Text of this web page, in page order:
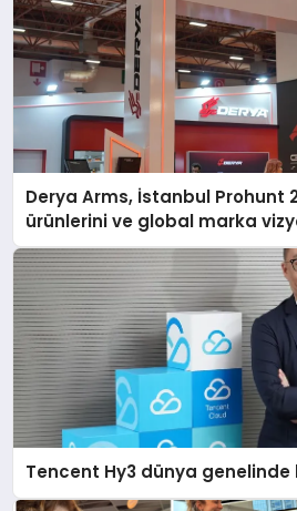
Derya Arms, İstanbul Prohunt
ürünlerini ve global marka
Tencent Hy3 dünya genelinde